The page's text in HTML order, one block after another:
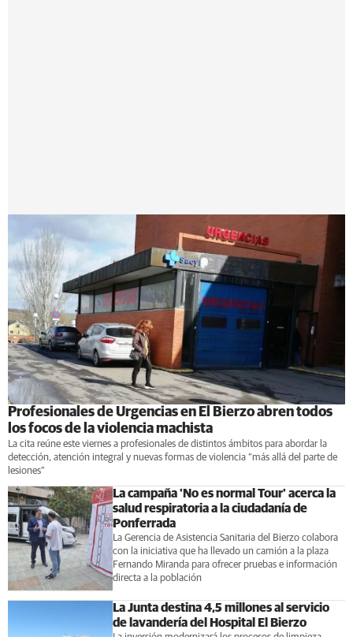
Profesionales de Urgencias en El Bierzo abren todos
los focos de la violencia machista
La cita reúne este viernes a profesionales de distintos ámbitos para abordar la
detección, atención integral y nuevas formas de violencia “más allá del parte de
lesiones”
La campaña 'No es normal Tour' acerca la
salud respiratoria a la ciudadanía de
Ponferrada
La Gerencia de Asistencia Sanitaria del Bierzo colabora
con la iniciativa que ha llevado un camión a la plaza
Fernando Miranda para ofrecer pruebas e información
directa a la población
La Junta destina 4,5 millones al servicio
de lavandería del Hospital El Bierzo